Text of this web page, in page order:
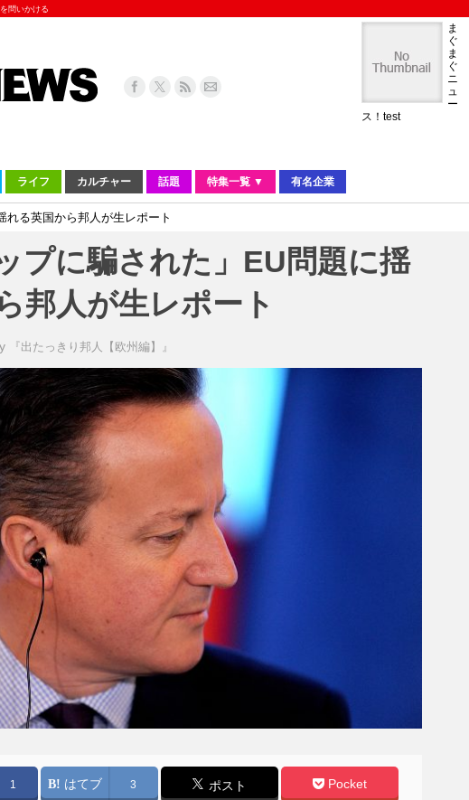
問いかける
ま
ぐ
ま
ぐ
ニ
ュ
ー
ス！test
ライフ カルチャー 話題 特集一覧 ▼ 有名企業
れる英国から邦人が生レポート
プに騙された」EU問題に揺
邦人が生レポート
『出たっきり邦人【欧州編】』
1 はてブ 3 ポスト Pocket